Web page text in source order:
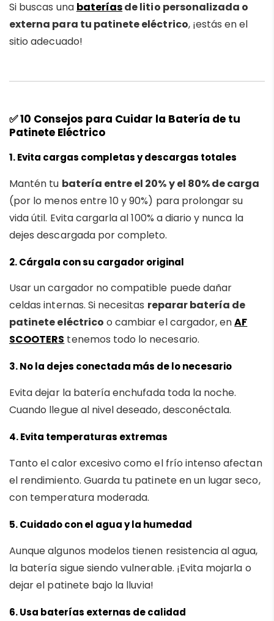
Si buscas una bateríasde litio personalizada o
externa para tu patinete eléctrico, ¡estás en el
sitio adecuado!
✅10 Consejos para Cuidar la Batería de tu
Patinete Eléctrico
1.Evita cargas completas y descargas totales
Mantén tu batería entre el 20% y el 80% de carga
(por lo menos entre 10 y 90%) para prolongar su
vida útil. Evita cargarla al 100% a diario y nunca la
dejes descargada por completo.
2.Cárgala con su cargador original
Usar un cargador no compatible puede dañar
celdas internas. Si necesitas reparar batería de
patinete eléctrico o cambiar el cargador, enAF
SCOOTERS tenemos todo lo necesario.
3.No la dejes conectada más de lo necesario
Evita dejar la batería enchufada toda la noche.
Cuando llegue al nivel deseado, desconéctala.
4.Evita temperaturas extremas
Tanto el calor excesivo como el frío intenso afectan
el rendimiento. Guarda tu patinete en un lugar seco,
con temperatura moderada.
5.Cuidado con el agua y la humedad
Aunque algunos modelos tienen resistencia al agua,
la batería sigue siendo vulnerable. ¡Evita mojarla o
dejar el patinete bajo la lluvia!
6.Usa baterías externas de calidad